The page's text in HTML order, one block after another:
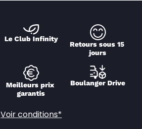
Le Club Infinity
Retours sous 15
jours
Meilleurs prix
garantis
Boulanger Drive
Voir conditions*